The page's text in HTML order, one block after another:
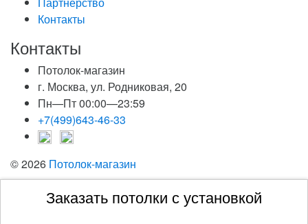
Контакты
Контакты
Потолок-магазин
г. Москва, ул. Родниковая, 20
Пн—Пт 00:00—23:59
+7(499)643-46-33
© 2026 Потолок-магазин
Заказать потолки с установкой